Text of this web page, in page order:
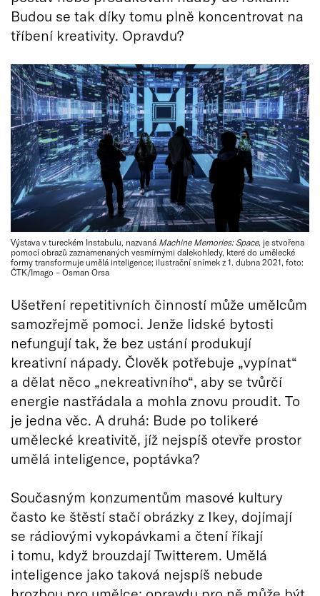
Budou se tak díky tomu plně koncentrovat na
tříbení kreativity. Opravdu?
Výstava v tureckém Instabulu, nazvaná Machine Memories: Space, je stvořena
pomocí obrazů zaznamenaných vesmírnými dalekohledy, které do umělecké
formy transformuje umělá inteligence; ilustrační snímek z 1. dubna 2021, foto:
ČTK/Imago – Osman Orsa
Ušetření repetitivních činností může umělcům
samozřejmě pomoci. Jenže lidské bytosti
nefungují tak, že bez ustání produkují
kreativní nápady. Člověk potřebuje „vypínat“
a dělat něco „nekreativního“, aby se tvůrčí
energie nastřádala a mohla znovu proudit. To
je jedna věc. A druhá: Bude po tolikeré
umělecké kreativitě, jíž nejspíš otevře prostor
umělá inteligence, poptávka?
Současným konzumentům masové kultury
často ke štěstí stačí obrázky z Ikey, dojímají
se rádiovými vykopávkami a čtení říkají
i tomu, když brouzdají Twitterem. Umělá
inteligence jako taková nejspíš nebude